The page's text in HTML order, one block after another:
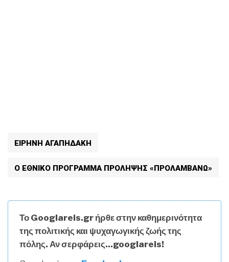
ΕΙΡΗΝΗ ΑΓΑΠΗΔΑΚΗ
Ο ΕΘΝΙΚΌ ΠΡΌΓΡΑΜΜΑ ΠΡΌΛΗΨΗΣ «ΠΡΟΛΑΜΒΆΝΩ»
Το Googlareis.gr ήρθε στην καθημερινότητα
της πολιτικής και ψυχαγωγικής ζωής της
πόλης. Αν σερφάρεις...googlareis!